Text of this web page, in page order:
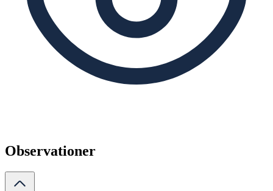
Observationer